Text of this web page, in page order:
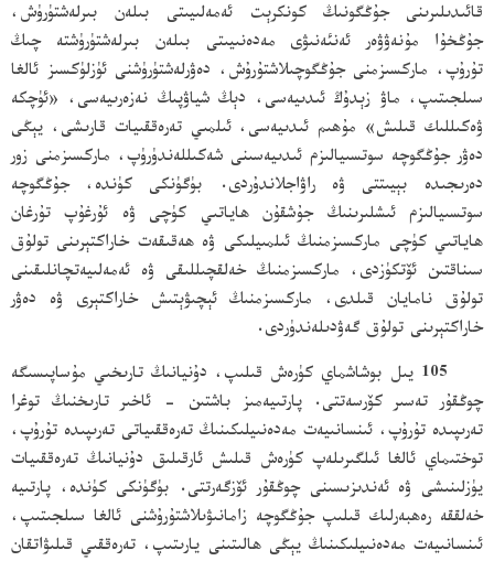
قائىدىلىرىنى جۇڭگونىڭ كونكرېت ئەمەلىيىتى بىلەن بىرلەشتۈرۈش،
جۇڭخۇا مۇنەۋۋەر ئەنئەنىۋى مەدەنىيىتى بىلەن بىرلەشتۈرۈشتە چىڭ
تۇرۇپ، ماركسىزمنى جۇڭگوچىلاشتۇرۇش، دەۋرلەشتۈرۈشنى ئۈزلۈكسىز ئالغا
سىلجىتىپ، ماۋ زېدۇڭ ئىدىيەسى، دېڭ شياۋپىڭ نەزەرىيەسى، «ئۈچكە
ۋەكىللىك قىلىش» مۇھىم ئىدىيەسى، ئىلمىي تەرەققىيات قارىشى، يېڭى
دەۋر جۇڭگوچە سوتسىيالىزم ئىدىيەسىنى شەكىللەندۈرۈپ، ماركسىزمنى زور
دەرىجىدە بېيىتتى ۋە راۋاجلاندۇردى. بۈگۈنكى كۈندە، جۇڭگوچە
سوتسىيالىزم ئىشلىرىنىڭ جۇشقۇن ھاياتىي كۈچى ۋە ئۇرغۇپ تۇرغان
ھاياتىي كۈچى ماركسىزمنىڭ ئىلمىيلىكى ۋە ھەقىقەت خاراكتېرىنى تولۇق
سىناقتىن ئۆتكۈزدى، ماركسىزمنىڭ خەلقچىللىقى ۋە ئەمەلىيەتچانلىقىنى
تولۇق نامايان قىلدى، ماركسىزمنىڭ ئېچىۋېتىش خاراكتېرى ۋە دەۋر
خاراكتېرىنى تولۇق گەۋدىلەندۈردى.
105 يىل بوشاشماي كۈرەش قىلىپ، دۇنيانىڭ تارىخىي مۇساپىسىگە
چوڭقۇر تەسىر كۆرسەتتى. پارتىيەمىز باشتىن - ئاخىر تارىخنىڭ توغرا
تەرىپىدە تۇرۇپ، ئىنسانىيەت مەدەنىيلىكىنىڭ تەرەققىياتى تەرىپىدە تۇرۇپ،
توختىماي ئالغا ئىلگىرىلەپ كۈرەش قىلىش ئارقىلىق دۇنيانىڭ تەرەققىيات
يۈزلىنىشى ۋە ئەندىزىسىنى چوڭقۇر ئۆزگەرتتى. بۈگۈنكى كۈندە، پارتىيە
خەلققە رەھبەرلىك قىلىپ جۇڭگوچە زامانىۋىلاشتۇرۇشنى ئالغا سىلجىتىپ،
ئىنسانىيەت مەدەنىيلىكىنىڭ يېڭى ھالىتىنى يارىتىپ، تەرەققىي قىلىۋاتقان